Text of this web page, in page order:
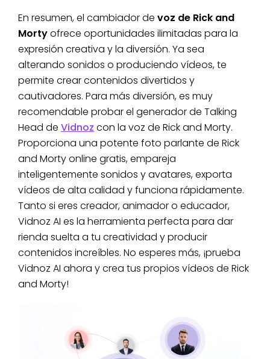
En resumen, el cambiador de voz de Rick and
Mortyofrece oportunidades ilimitadas para la
expresión creativa y la diversión. Ya sea
alterando sonidos o produciendo vídeos, te
permite crear contenidos divertidos y
cautivadores. Para más diversión, es muy
recomendable probar el generador de Talking
Head de Vidnoz con la voz de Rick and Morty.
Proporciona una potente foto parlante de Rick
and Morty online gratis, empareja
inteligentemente sonidos y avatares, exporta
vídeos de alta calidad y funciona rápidamente.
Tanto si eres creador, animador o educador,
Vidnoz AI es la herramienta perfecta para dar
rienda suelta a tu creatividad y producir
contenidos increíbles. No esperes más, ¡prueba
Vidnoz AI ahora y crea tus propios vídeos de Rick
and Morty!